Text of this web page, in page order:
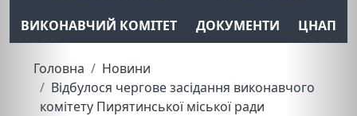
ВИКОНАВЧИЙ КОМІТЕТ
ДОКУМЕНТИ ЦНАП
Головна
Новини
Відбулося чергове засідання виконавчого
комітету Пирятинської міської ради